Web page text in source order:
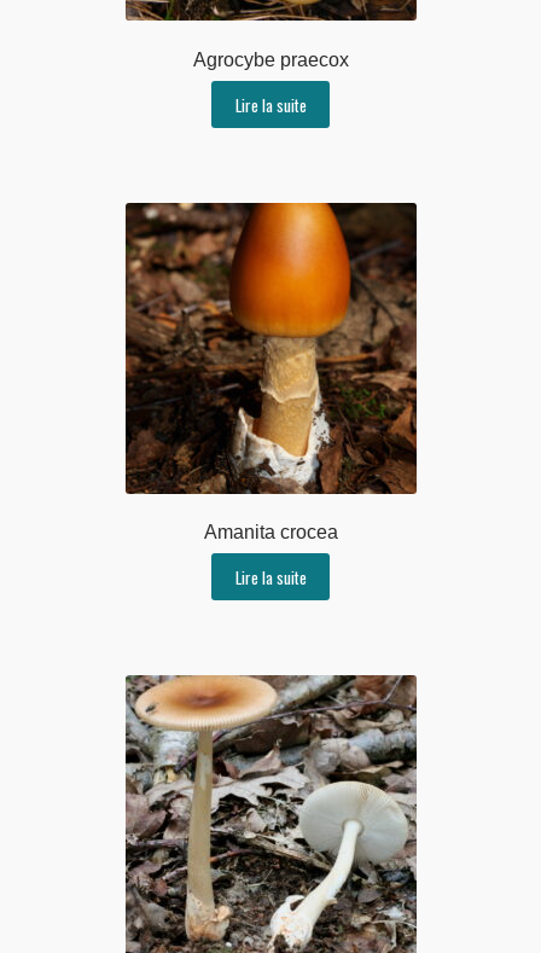
Agrocybe praecox
Lire la suite
Amanita crocea
Lire la suite